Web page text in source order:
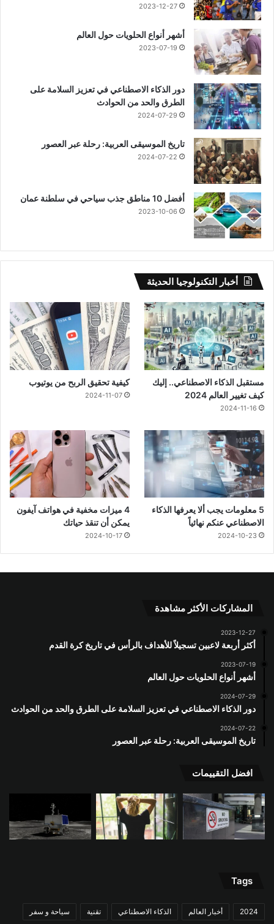
2023-12-27
أشهر أنواع الحلويات حول العالم
2023-07-19
دور الذكاء الاصطناعي في تعزيز السلامة على
الطرق والحد من الحوادث
2024-07-29
تاريخ الموسيقى العربية: رحلة عبر العصور
2024-07-22
أفضل 10 مناطق جذب سياحي في سلطنة عمان
2023-10-06
أخبار التكنولوجيا الحديثة
مستقبل الذكاء الاصطناعي.. إليك
كيف تغيير العالم 2024
2024-11-16
كيفية تحقيق الربح من يوتيوب
2024-11-07
5 معلومات يجب ألا يعرفها الذكاء
الاصطناعي عنكم نهائياً
2024-10-23
4 ميزات مخفية في هواتف آيفون
يمكن أن تنقذ حياتك
2024-10-17
المشاركات الأكثر مشاهدة
2023-12-27
أكثر أربعة لاعبين تسجيلاً للأهداف بالرأس في تاريخ كرة القدم
2023-07-19
أشهر أنواع الحلويات حول العالم
2024-07-29
دور الذكاء الاصطناعي في تعزيز السلامة على الطرق والحد من الحوادث
2024-07-22
تاريخ الموسيقى العربية: رحلة عبر العصور
افضل التقييمات
Tags
2024 أخبار العالم الذكاء الاصطناعي تقنية سياحة و سفر